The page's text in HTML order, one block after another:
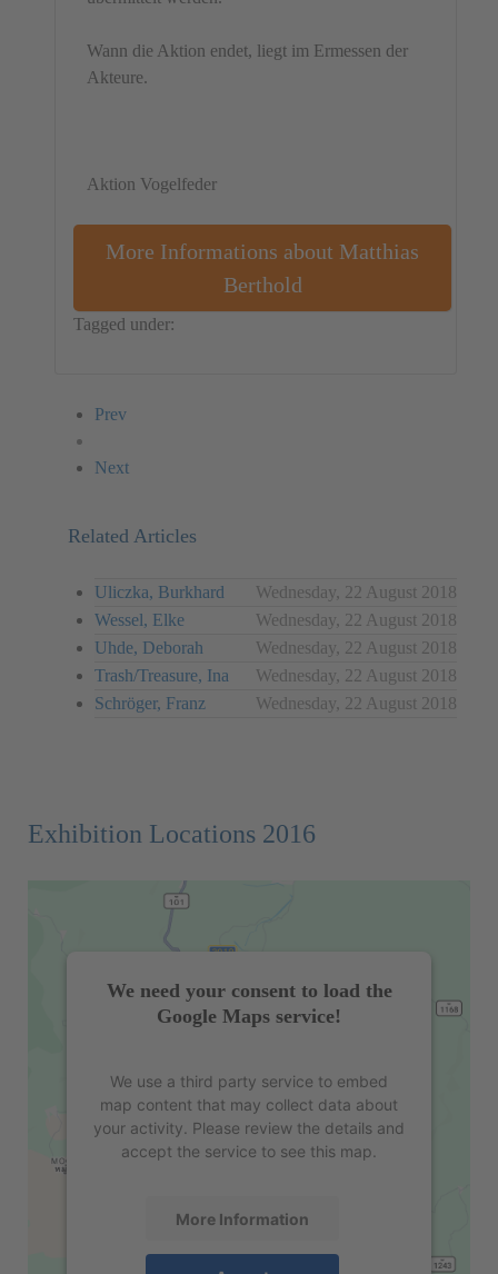
Wann die Aktion endet, liegt im Ermessen der
Akteure.
Aktion Vogelfeder
More Informations about Matthias
Berthold
Tagged under:
Prev
Next
Related Articles
Uliczka, Burkhard
Wednesday, 22 August 2018
Wessel, Elke
Wednesday, 22 August 2018
Uhde, Deborah
Wednesday, 22 August 2018
Trash/Treasure, Ina
Wednesday, 22 August 2018
Schröger, Franz
Wednesday, 22 August 2018
Exhibition Locations 2016
We need your consent to load the
Google Maps service!
We use a third party service to embed
map content that may collect data about
your activity. Please review the details and
accept the service to see this map.
More Information